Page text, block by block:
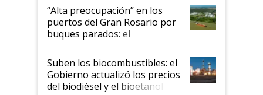
“Alta preocupación” en los
puertos del Gran Rosario por
buques parados: el
funcionamiento de las
exportadoras en tensión tras
la medida de fuerza de los
prácticos
Suben los biocombustibles: el
Gobierno actualizó los precios
del biodiésel y el bioetanol